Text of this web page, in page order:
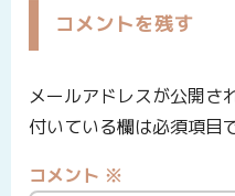
コメントを残す
メールアドレスが公開さ
付いている欄は必須項目
コメント ※